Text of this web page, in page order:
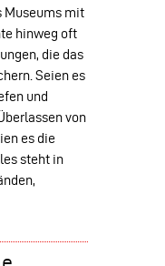
Museums mit
hinweg oft
die das
Seien es
und
von
es die
steht in